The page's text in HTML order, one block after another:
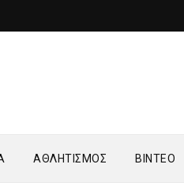
ΑΘΛΗΤΙΣΜΟΣ ΒΙΝΤΕΟ